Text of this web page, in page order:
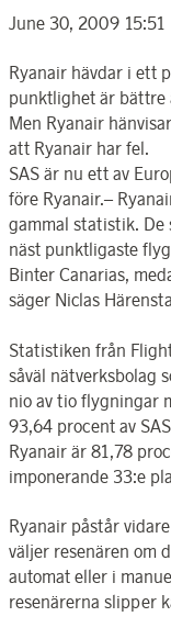
June 30, 2009 15:51
Ryanair hävdar i ett
punktlighet är bättre
Men Ryanair
att Ryanair har fel.
SAS är nu ett av
före Ryanair.–
gammal statistik. De
näst punktligaste
Binter Canarias,
säger Niclas
Statistiken från
såväl nätverksbolag
nio av tio flygningar
93,64 procent av
Ryanair är 81,78
imponerande 33:e
Ryanair påstår
väljer resenären om
automat eller i
resenärerna slipper